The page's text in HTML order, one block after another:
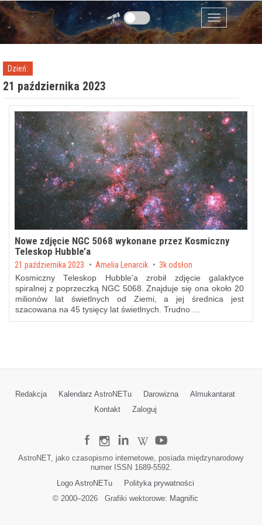
Przejdź do zawartości
Menu
Dzień:
21 października 2023
Nowe zdjęcie NGC 5068 wykonane przez Kosmiczny
Teleskop Hubble’a
Posted on
21 października 2023 by Amelia Lenarcik 3k odsłon
Kosmiczny Teleskop Hubble’a zrobił zdjęcie galaktyce
spiralnej z poprzeczką NGC 5068. Znajduje się ona około 20
milionów lat świetlnych od Ziemi, a jej średnica jest
szacowana na 45 tysięcy lat świetlnych. Trudno …
Redakcja Kalendarz AstroNETu Darowizna
Almukantarat
Kontakt
Zaloguj
AstroNET, jako czasopismo internetowe, posiada międzynarodowy
numer ISSN 1689-5592.
Logo AstroNETu
Polityka prywatności
© 2000–2026Grafiki wektorowe: Magnific